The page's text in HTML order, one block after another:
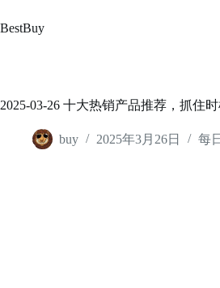
至
BestBuy
2025-03-26 十大热销产品推荐，抓住
buy 2025年3月26日 每